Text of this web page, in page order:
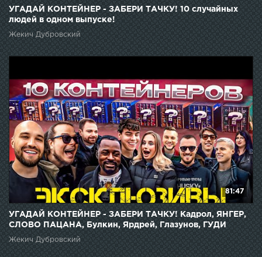
УГАДАЙ КОНТЕЙНЕР - ЗАБЕРИ ТАЧКУ! 10 случайных
людей в одном выпуске!
Жекич Дубровский
81:47
УГАДАЙ КОНТЕЙНЕР - ЗАБЕРИ ТАЧКУ! Кадрол, ЯНГЕР,
СЛОВО ПАЦАНА, Булкин, Ярдрей, Глазунов, ГУДИ
Жекич Дубровский